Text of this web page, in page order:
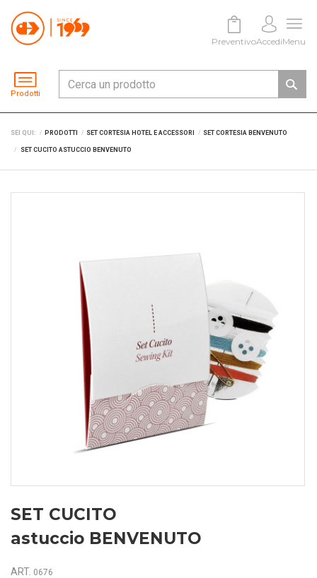
Prodotti
PreventivoAccediMenu
SEI QUI: PRODOTTI SET CORTESIA HOTEL E ACCESSORI SET CORTESIA BENVENUTO
SET CUCITO ASTUCCIO BENVENUTO
SET CUCITO
astuccio BENVENUTO
ART. 0676